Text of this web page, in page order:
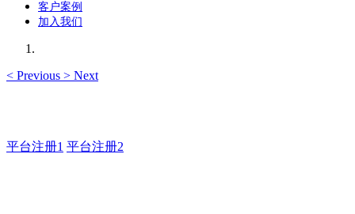
客户案例
加入我们
< Previous > Next
平台注册1 平台注册2